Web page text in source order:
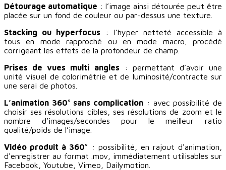
Détourage automatique : l’image ainsi détourée peut être
placée sur un fond de couleur ou par-dessus une texture.
Stacking ou hyperfocus : l’hyper netteté accessible à
tous en mode rapproché ou en mode macro, procédé
corrigeant les effets de la profondeur de champ.
Prises de vues multi angles : permettant d’avoir une
unité visuel de colorimétrie et de luminosité/contracte sur
une serai de photos.
L’animation 360° sans complication : avec possibilité de
choisir ses résolutions cibles, ses résolutions de zoom et le
nombre d’images/secondes pour le meilleur ratio
qualité/poids de l’image.
Vidéo produit à 360° : possibilité, en rajout d'animation,
d'enregistrer au format .mov, immédiatement utilisables sur
Facebook, Youtube, Vimeo, Dailymotion.